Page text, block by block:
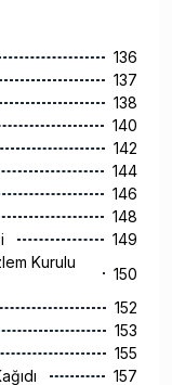
136
137
138
140
142
144
146
148
149
Kurulu
150
152
153
155
157